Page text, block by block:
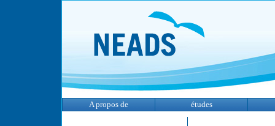
A propos de études